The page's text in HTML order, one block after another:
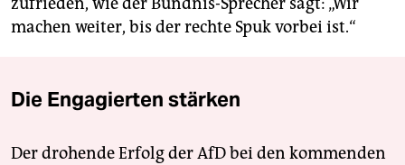
machen weiter, bis der rechte Spuk vorbei ist.“
Die Engagierten stärken
Der drohende Erfolg der AfD bei den kommenden